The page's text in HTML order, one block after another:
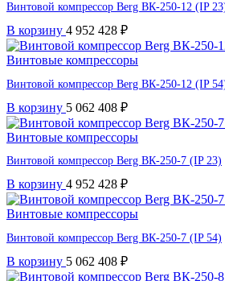
Винтовой компрессор Berg ВК-250-12 (IP
В корзину 4 952 428 ₽
Винтовые компрессоры
Винтовой компрессор Berg ВК-250-12 (IP
В корзину 5 062 408 ₽
Винтовые компрессоры
Винтовой компрессор Berg ВК-250-7 (IP 23)
В корзину 4 952 428 ₽
Винтовые компрессоры
Винтовой компрессор Berg ВК-250-7 (IP 54)
В корзину 5 062 408 ₽